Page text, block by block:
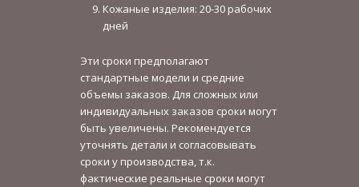
Кожаные изделия: 20-30 рабочих
дней
Эти сроки предполагают
стандартные модели и средние
объемы заказов. Для сложных или
индивидуальных заказов сроки могут
быть увеличены. Рекомендуется
уточнять детали и согласовывать
сроки у производства, т.к.
фактические реальные сроки могут